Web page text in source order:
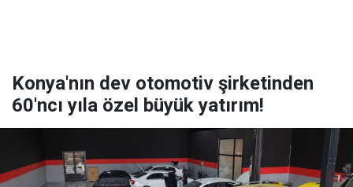
Konya'nın dev otomotiv şirketinden
60'ncı yıla özel büyük yatırım!